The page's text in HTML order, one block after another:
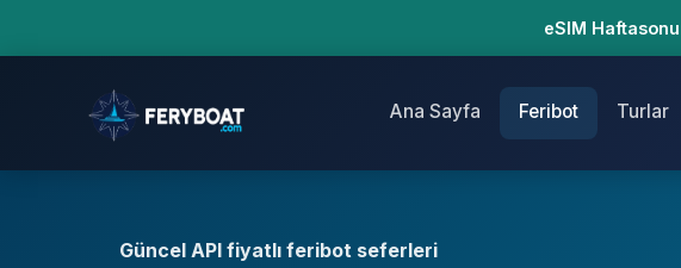
eSIM
Ana Sayfa Feribot Turlar
Güncel API fiyatlı feribot seferleri